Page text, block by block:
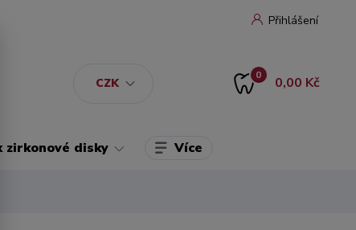
CZK
Přihlášení
0 0,00 Kč
zirkonové disky Více